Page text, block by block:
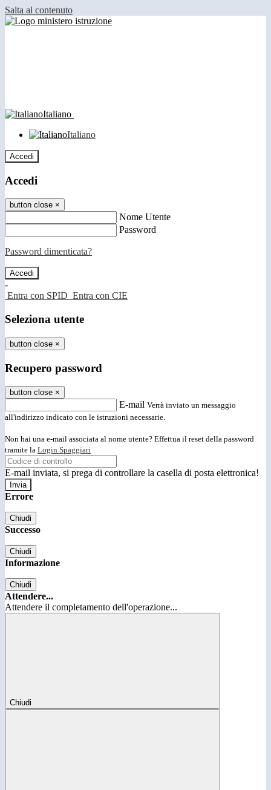
Salta al contenuto
Italiano
Italiano
Accedi
Accedi
button close ×
Nome Utente
Password
Password dimenticata?
-
Entra con SPID Entra con CIE
Seleziona utente
button close ×
Recupero password
button close ×
E-mail Verrà inviato un messaggio
all'indirizzo indicato con le istruzioni necessarie.
Non hai una e-mail associata al nome utente? Effettua il reset della password
tramite la Login Spaggiari
E-mail inviata, si prega di controllare la casella di posta elettronica!
Errore
Chiudi
Successo
Chiudi
Informazione
Chiudi
Attendere...
Attendere il completamento dell'operazione...
Chiudi